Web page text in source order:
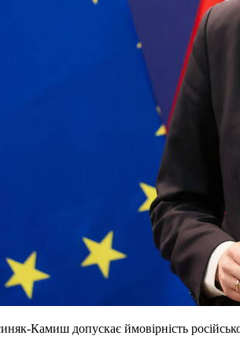
Камиш допускає ймовірність